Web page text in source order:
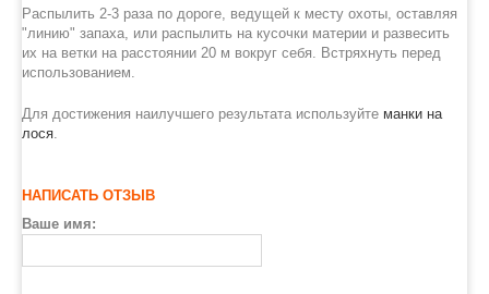
Распылить 2-3 раза по дороге, ведущей к месту охоты, оставляя
"линию" запаха, или распылить на кусочки материи и развесить
их на ветки на расстоянии 20 м вокруг себя. Встряхнуть перед
использованием.
Для достижения наилучшего результата используйте манки на
лося.
НАПИСАТЬ ОТЗЫВ
Ваше имя: